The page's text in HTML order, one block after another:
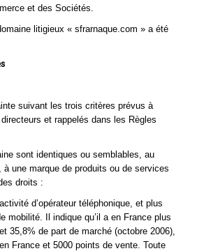
et des Sociétés.
litigieux « sfrarnaque.com » a été
suivant les trois critères prévus à
et rappelés dans les Règles
sont identiques ou semblables, au
une marque de produits ou de services
droits :
d’opérateur téléphonique, et plus
mobilité. Il indique qu’il a en France plus
35,8% de part de marché (octobre 2006),
France et 5000 points de vente. Toute